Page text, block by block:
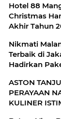
Hotel 88
Christmas
Akhir Tahun
Nikmati
Terbaik di
Hadirkan
ASTON
PERAYAAN
KULINER